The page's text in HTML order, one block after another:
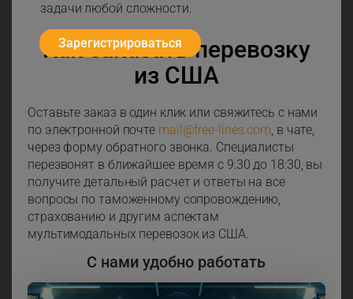
задачи любой сложности.
Как заказать перевозку
из США
Оставьте заказ в один клик или свяжитесь с нами
по электронной почте mail@free-lines.com, в чате,
через форму обратного звонка. Специалисты
перезвонят в ближайшее время с 9:30 до 18:30, вы
получите детальный расчет и ответы на все
вопросы по таможенному сопровождению,
страхованию и другим аспектам
мультимодальных перевозок из США.
С нами удобно работать
Зарегистрироваться